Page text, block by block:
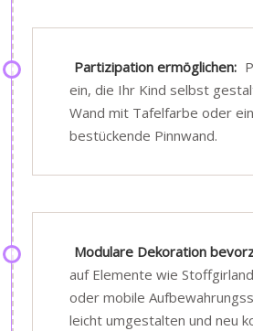
Partizipation ermöglichen:
ein, die Ihr Kind selbst
Wand mit Tafelfarbe oder
bestückende Pinnwand.
Modulare Dekoration
auf Elemente wie
oder mobile
leicht umgestalten und neu